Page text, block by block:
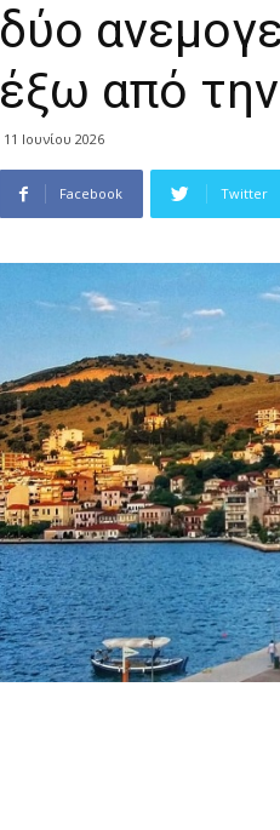
δύο
έξω από
11 Ιουνίου 2026
Facebook Twitter